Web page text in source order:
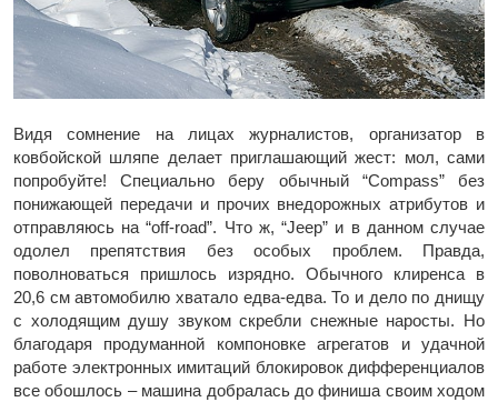
Видя сомнение на лицах журналистов, организатор в
ковбойской шляпе делает приглашающий жест: мол, сами
попробуйте! Специально беру обычный “Compass” без
понижающей передачи и прочих внедорожных атрибутов и
отправляюсь на “off-road”. Что ж, “Jeep” и в данном случае
одолел препятствия без особых проблем. Правда,
поволноваться пришлось изрядно. Обычного клиренса в
20,6 см автомобилю хватало едва-едва. То и дело по днищу
с холодящим душу звуком скребли снежные наросты. Но
благодаря продуманной компоновке агрегатов и удачной
работе электронных имитаций блокировок дифференциалов
все обошлось – машина добралась до финиша своим ходом